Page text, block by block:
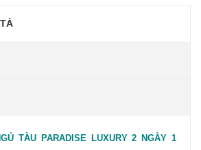
TÀU PARADISE LUXURY 2 NGÀY 1